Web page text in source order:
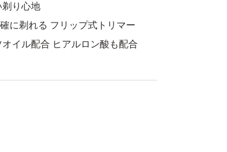
剃り心地
に剃れる フリップ式トリマー
イル配合 ヒアルロン酸も配合
マイズされた剃り味
とり違う。
を自動調整する衝撃吸収テクノ